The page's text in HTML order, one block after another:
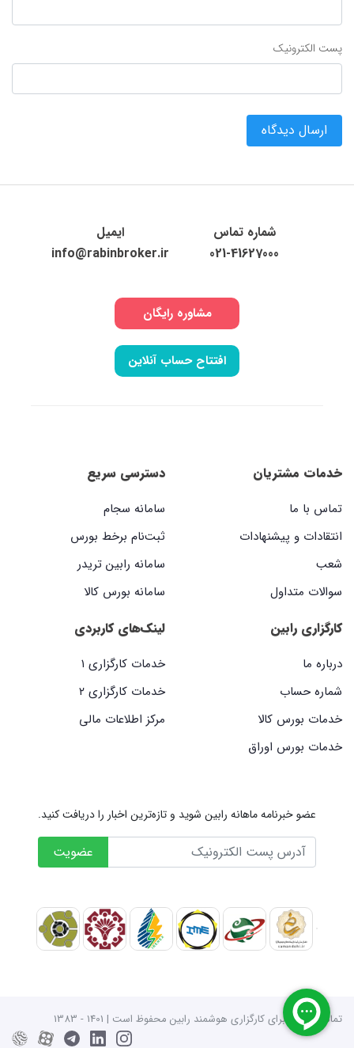
پست الکترونیک
ارسال دیدگاه
شماره تماس
021-41627000
ایمیل
info@rabinbroker.ir
مشاوره رایگان
افتتاح حساب آنلاین
خدمات مشتریان
تماس با ما
انتقادات و پیشنهادات
شعب
سوالات متداول
دسترسی سریع
سامانه سجام
ثبت‌نام برخط بورس
سامانه رابین تریدر
سامانه بورس کالا
کارگزاری رابین
درباره ما
شماره حساب
خدمات بورس کالا
خدمات بورس اوراق
لینک‌های کاربردی
خدمات کارگزاری ۱
خدمات کارگزاری ۲
مرکز اطلاعات مالی
عضو خبرنامه ماهانه رابین شوید و تازه‌ترین اخبار را دریافت کنید.
عضویت
تمامی حقوق برای کارگزاری هوشمند رابین محفوظ است | 1401 - 1383